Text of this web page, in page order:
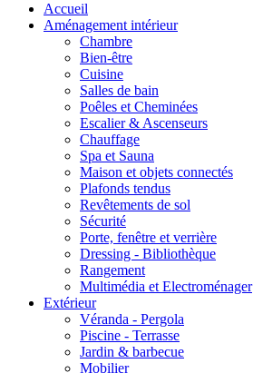
Accueil
Aménagement intérieur
Chambre
Bien-être
Cuisine
Salles de bain
Poêles et Cheminées
Escalier & Ascenseurs
Chauffage
Spa et Sauna
Maison et objets connectés
Plafonds tendus
Revêtements de sol
Sécurité
Porte, fenêtre et verrière
Dressing - Bibliothèque
Rangement
Multimédia et Electroménager
Extérieur
Véranda - Pergola
Piscine - Terrasse
Jardin & barbecue
Mobilier